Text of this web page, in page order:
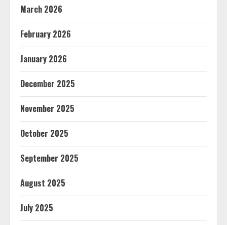
March 2026
February 2026
January 2026
December 2025
November 2025
October 2025
September 2025
August 2025
July 2025